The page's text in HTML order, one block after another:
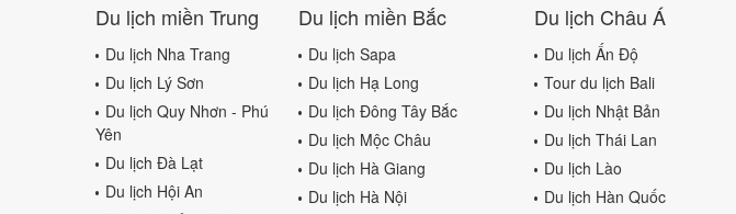
Du lịch miền Trung
Du lịch Nha Trang
Du lịch Lý Sơn
Du lịch Quy Nhơn - Phú
Yên
Du lịch Đà Lạt
Du lịch Hội An
Du lịch miền Bắc
Du lịch Sapa
Du lịch Hạ Long
Du lịch Đông Tây Bắc
Du lịch Mộc Châu
Du lịch Hà Giang
Du lịch Hà Nội
Du lịch Châu Á
Du lịch Ấn Độ
Tour du lịch Bali
Du lịch Nhật Bản
Du lịch Thái Lan
Du lịch Lào
Du lịch Hàn Quốc